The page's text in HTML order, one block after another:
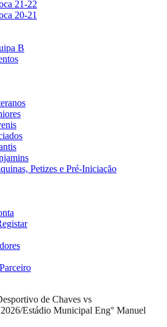
21-22
20-21
B
Petizes e Pré-Iniciação
de Chaves vs
/Estádio Municipal Eng° Manuel